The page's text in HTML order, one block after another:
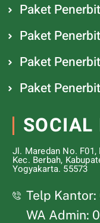
Paket
Paket
Paket
Paket
Jl. Maredan No. F01,
Kec. Berbah,
Yogyakarta. 55573
Telp
WA Admin: